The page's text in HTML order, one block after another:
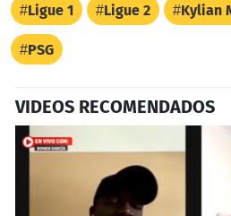
Ligue 1 Ligue 2 Kylian
PSG
VIDEOS RECOMENDADOS